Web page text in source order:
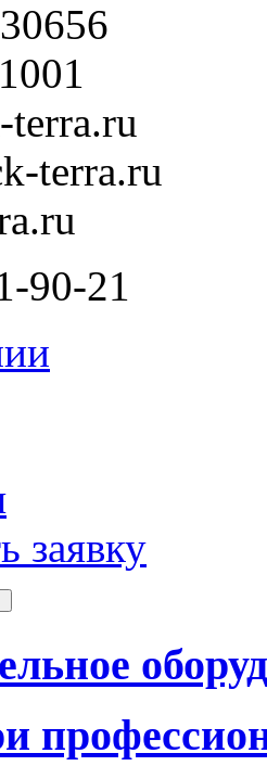
terra.ru
terra.ru
90-21
заявку